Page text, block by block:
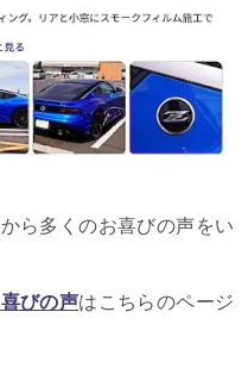
ら多くのお喜びの声をい
びの声はこちらのページ